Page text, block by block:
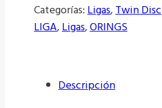
Categorías:Ligas,Twin Disc
LIGA,Ligas,ORINGS
Descripción